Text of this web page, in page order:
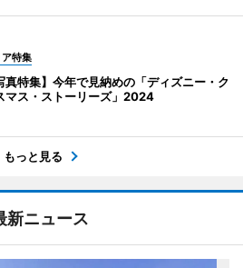
特集
真特集】今年で見納めの「ディズニー・ク
マス・ストーリーズ」2024
もっと見る
新ニュース